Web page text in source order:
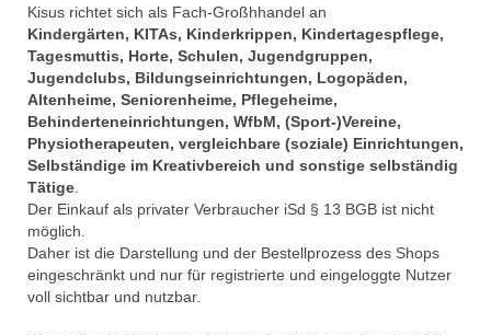
Kisus richtet sich als Fach-Großhhandel an
Kindergärten, KITAs, Kinderkrippen, Kindertagespflege,
Tagesmuttis, Horte, Schulen, Jugendgruppen,
Jugendclubs, Bildungseinrichtungen, Logopäden,
Altenheime, Seniorenheime, Pflegeheime,
Behinderteneinrichtungen, WfbM, (Sport-)Vereine,
Physiotherapeuten, vergleichbare (soziale) Einrichtungen,
Selbständige im Kreativbereich und sonstige selbständig
Tätige.
Der Einkauf als privater Verbraucher iSd § 13 BGB ist nicht
möglich.
Daher ist die Darstellung und der Bestellprozess des Shops
eingeschränkt und nur für registrierte und eingeloggte Nutzer
voll sichtbar und nutzbar.